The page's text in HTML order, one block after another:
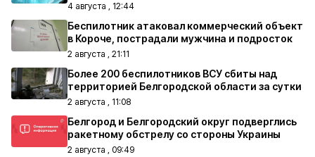
4 августа , 12:44
Беспилотник атаковал коммерческий объект
в Короче, пострадали мужчина и подросток
2 августа , 21:11
Более 200 беспилотников ВСУ сбиты над
территорией Белгородской области за сутки
2 августа , 11:08
Белгород и Белгородский округ подверглись
ракетному обстрелу со стороны Украины
2 августа , 09:49